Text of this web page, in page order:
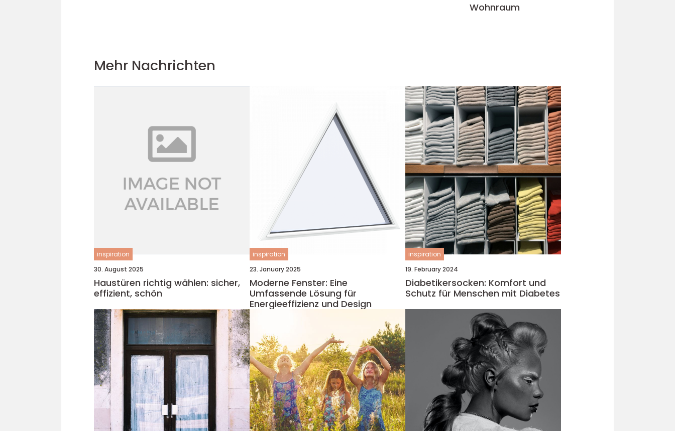
Wohnraum
Mehr Nachrichten
inspiration
30. August 2025
Haustüren richtig wählen: sicher,
effizient, schön
inspiration
23. January 2025
Moderne Fenster: Eine
Umfassende Lösung für
Energieeffizienz und Design
inspiration
19. February 2024
Diabetikersocken: Komfort und
Schutz für Menschen mit Diabetes